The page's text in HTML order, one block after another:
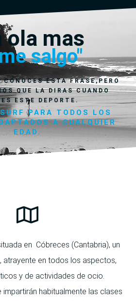
ola mas
salgo"
CONOCES ESTA FRASE,PERO
QUE LA DIRAS CUANDO
ESTE DEPORTE.
PARA TODOS LOS
A CUALQUIER
EDAD.
en Cóbreces (Cantabria), un
atrayente en todos los aspectos,
y de actividades de ocio.
impartirán habitualmente las clases